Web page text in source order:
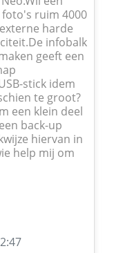
ruim 4000
harde
infobalk
geeft een
stick idem
te groot?
een klein deel
back-up
hiervan in
help mij om